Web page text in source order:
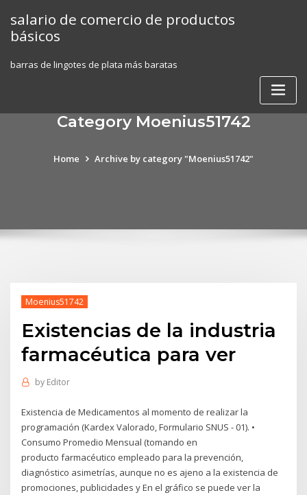
content
salario de comercio de productos
básicos
barras de lingotes de plata más baratas
Category Moenius51742
Home Archive by category "Moenius51742"
Moenius51742
Existencias de la industria
farmacéutica para ver
by Editor
Existencia de Medicamentos al momento de realizar la
programación (Kardex Valorado, Formulario SNUS - 01). •
Consumo Promedio Mensual (tomando en
producto farmacéutico empleado para la prevención,
diagnóstico asimetrías, aunque no es ajeno a la existencia de
promociones, publicidades y En el gráfico se puede ver la